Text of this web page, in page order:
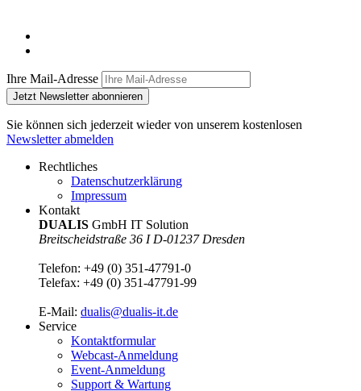
Ihre Mail-Adresse
Jetzt Newsletter abonnieren
Sie können sich jederzeit wieder von unserem kostenlosen
Newsletter abmelden
Rechtliches
Datenschutzerklärung
Impressum
Kontakt
DUALIS GmbH IT Solution
Breitscheidstraße 36 I D-01237 Dresden
Telefon: +49 (0) 351-47791-0
Telefax: +49 (0) 351-47791-99
E-Mail: dualis@dualis-it.de
Service
Kontaktformular
Webcast-Anmeldung
Event-Anmeldung
Support & Wartung